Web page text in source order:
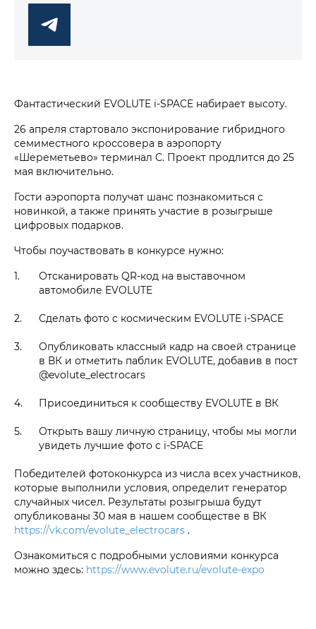
Фантастический EVOLUTE i‑SPACE набирает высоту.
26 апреля стартовало экспонирование гибридного
семиместного кроссовера в аэропорту
«Шереметьево» терминал С. Проект продлится до 25
мая включительно.
Гости аэропорта получат шанс познакомиться с
новинкой, а также принять участие в розыгрыше
цифровых подарков.
Чтобы поучаствовать в конкурсе нужно:
Отсканировать QR-код на выставочном
автомобиле EVOLUTE
Сделать фото с космическим EVOLUTE i‑SPACE
Опубликовать классный кадр на своей странице
в ВК и отметить паблик EVOLUTE, добавив в пост
@evolute_electrocars
Присоединиться к сообществу EVOLUTE в ВК
Открыть вашу личную страницу, чтобы мы могли
увидеть лучшие фото с i‑SPACE
Победителей фотоконкурса из числа всех участников,
которые выполнили условия, определит генератор
случайных чисел. Результаты розыгрыша будут
опубликованы 30 мая в нашем сообществе в ВК
https://vk.com/evolute_electrocars .
Ознакомиться с подробными условиями конкурса
можно здесь: https://www.evolute.ru/evolute-expo